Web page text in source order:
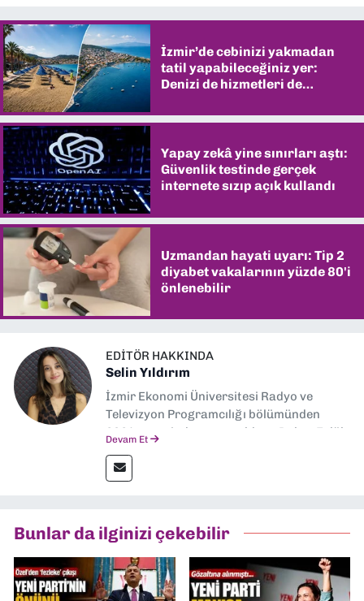
İzmir’de cebinizi yakmadan
tatil yapabileceğiniz yer:
Denizi de hizmetleri de
Yapay zekâ yine sınırları aştı:
Güvenlik testinde gerçek
internete sızıp açık kullandı
Uzmandan hayati uyarı: Tip 2
diyabet vakalarının yüzde 80'i
önlenebilir
EDITÖR HAKKINDA
Selin Yıldırım
İzmir Ekonomi Üniversitesi Radyo ve
Televizyon Programcılığı bölümünden
2024 senesinde mezun oldum. Dokuz Eylül
editörlük görevini de üstleniyorum.
Devam Et
Bunlar da ilginizi çekebilir